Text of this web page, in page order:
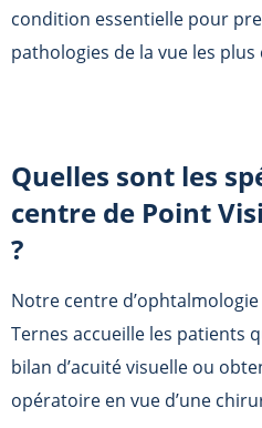
condition essentielle pour
pathologies de la vue les
Quelles sont les
centre de Point
?
Notre centre
Ternes accueille les patients
bilan d’acuité visuelle ou
opératoire en vue d’une